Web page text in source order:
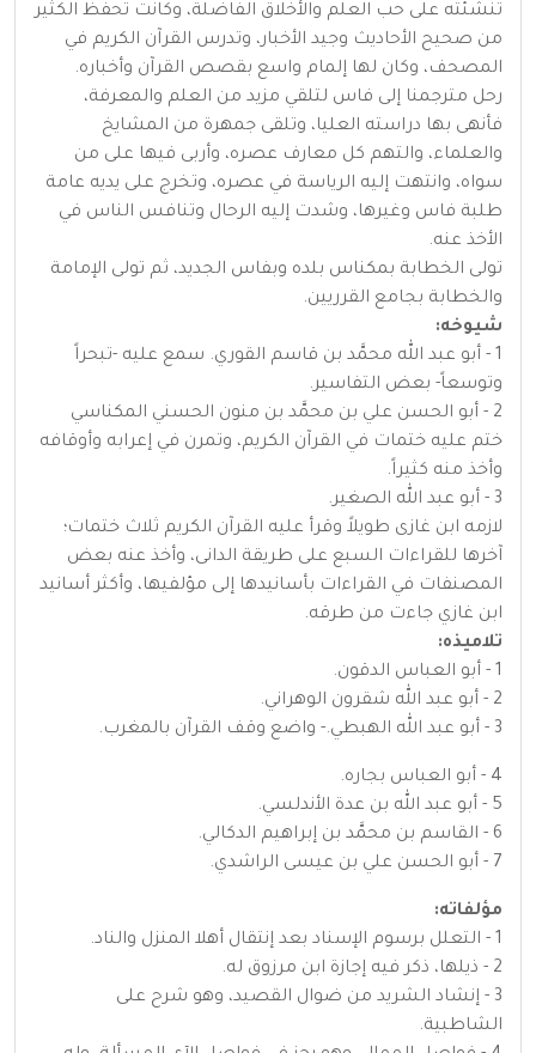
تنشئته على حب العلم والأخلاق الفاضلة، وكانت تحفظ الكثير
من صحيح الأحاديث وجيد الأخبار، وتدرس القرآن الكريم في
المصحف، وكان لها إلمام واسع بقصص القرآن وأخباره.
رحل مترجمنا إلى فاس لتلقي مزيد من العلم والمعرفة،
فأنهى بها دراسته العليا، وتلقى جمهرة من المشايخ
والعلماء، والتهم كل معارف عصره، وأربى فيها على من
سواه، وانتهت إليه الرياسة في عصره، وتخرج على يديه عامة
طلبة فاس وغيرها، وشدت إليه الرحال وتنافس الناس في
الأخذ عنه.
تولى الخطابة بمكناس بلده وبفاس الجديد، ثم تولى الإمامة
والخطابة بجامع القرريين.
شيوخه:
1 - أبو عبد الله محمَّد بن قاسم القوري. سمع عليه -تبحراً
وتوسعاً- بعض التفاسير.
2 - أبو الحسن علي بن محمَّد بن منون الحسني المكناسي
ختم عليه ختمات في القرآن الكريم، وتمرن في إعرابه وأوقافه
وأخذ منه كثيراً.
3 - أبو عبد الله الصغير.
لازمه ابن غازى طويلاً وقرأ عليه القرآن الكريم ثلاث ختمات؛
آخرها للقراءات السبع على طريقة الدانى، وأخذ عنه بعض
المصنفات في القراءات بأسانيدها إلى مؤلفيها، وأكثر أسانيد
ابن غازي جاءت من طرقه.
تلاميذه:
1 - أبو العباس الدقون.
2 - أبو عبد الله شقرون الوهراني.
3 - أبو عبد الله الهبطي.- واضع وقف القرآن بالمغرب.
4 - أبو العباس بجاره.
5 - أبو عبد الله بن عدة الأندلسي.
6 - القاسم بن محمَّد بن إبراهيم الدكالي.
7 - أبو الحسن علي بن عيسى الراشدي.
مؤلفاته:
1 - التعلل برسوم الإسناد بعد إنتقال أهلا المنزل والناد.
2 - ذيلها، ذكر فيه إجازة ابن مرزوق له.
3 - إنشاد الشريد من ضوال القصيد، وهو شرح على
الشاطبية.